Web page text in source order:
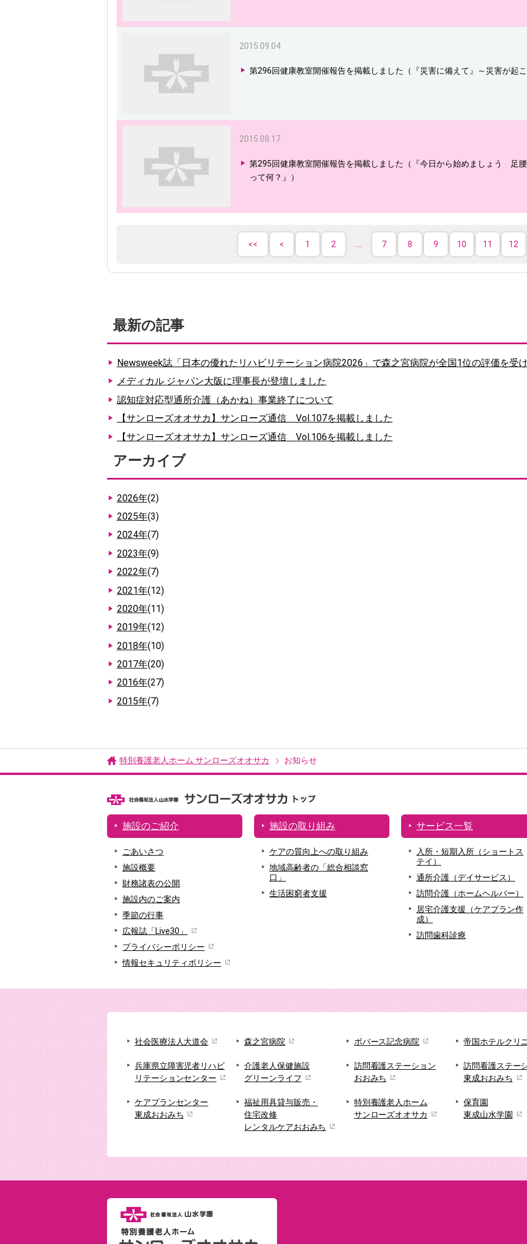
2015.09.04
第296回健康教室開催報告を掲載しました（『災害に備えて』～災害が起
2015.08.17
第295回健康教室開催報告を掲載しました（『今日から始めましょう 足
って何？』）
1 2 7 8 9 10 11 12
最新の記事
Newsweek誌「日本の優れたリハビリテーション病院2026」で森之宮病院が全国1位の評価を受
メディカル ジャパン大阪に理事長が登壇しました
認知症対応型通所介護（あかね）事業終了について
【サンローズオオサカ】サンローズ通信 Vol.107を掲載しました
【サンローズオオサカ】サンローズ通信 Vol.106を掲載しました
アーカイブ
2026年(2)
2025年(3)
2024年(7)
2023年(9)
2022年(7)
2021年(12)
2020年(11)
2019年(12)
2018年(10)
2017年(20)
2016年(27)
2015年(7)
特別養護老人ホーム サンローズオオサカ お知らせ
施設のご紹介
ごあいさつ
施設概要
財務諸表の公開
施設内のご案内
季節の行事
広報誌「Live30」
プライバシーポリシー
情報セキュリティポリシー
施設の取り組み
ケアの質向上への取り組み
地域高齢者の「総合相談窓
口」
生活困窮者支援
サービス一覧
入所・短期入所（ショートス
テイ）
通所介護（デイサービス）
訪問介護（ホームヘルパー）
居宅介護支援（ケアプラン作
成）
訪問歯科診療
社会医療法人大道会 森之宮病院 ボバース記念病院 帝国ホテルクリ
兵庫県立障害児者リハビ
リテーションセンター
介護老人保健施設
グリーンライフ
訪問看護ステーション
おおみち
訪問看護ステー
東成おおみち
ケアプランセンター
東成おおみち
福祉用具貸与販売・
住宅改修
レンタルケアおおみち
特別養護老人ホーム
サンローズオオサカ
保育園
東成山水学園